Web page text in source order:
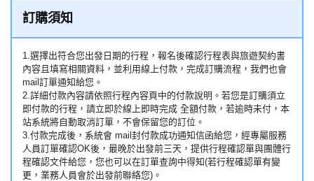
訂購須知
1.選擇出符合您出發日期的行程，報名後確認行程表與旅遊契約書
內容且填寫相關資料，並利用線上付款，完成訂購流程，我們也會
mail訂單通知給您。
2.詳細付款內容請依照行程內容頁中的付款說明。若您是訂購須立
即付款的行程，請立即於線上即時完成 全額付款，若逾時未付，本
站系統將自動取消訂單，不會保留您的訂位。
3.付款完成後，系統會 mail封付款成功通知信函給您，經專屬服務
人員訂單確認OK後，最晚於出發前三天，提供行程確認單與團體行
程確認文件給您，您也可以在訂單查詢中得知(若行程確認單有變
更，業務人員會於出發前聯絡您)。